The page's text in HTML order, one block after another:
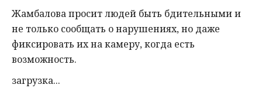
Жамбаловапроситлюдей быть бдительнымии
не только сообщать онарушениях,но даже
фиксировать ихнакамеру,когда есть
возможность.
загрузка...